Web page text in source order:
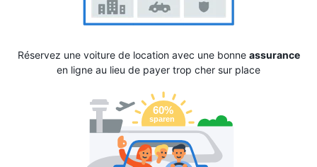
Réservez une voiture de location avec une bonne assurance
en ligne au lieu de payer trop cher sur place